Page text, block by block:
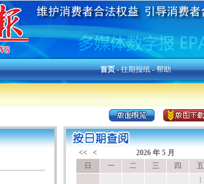
首页-往期报纸-帮助